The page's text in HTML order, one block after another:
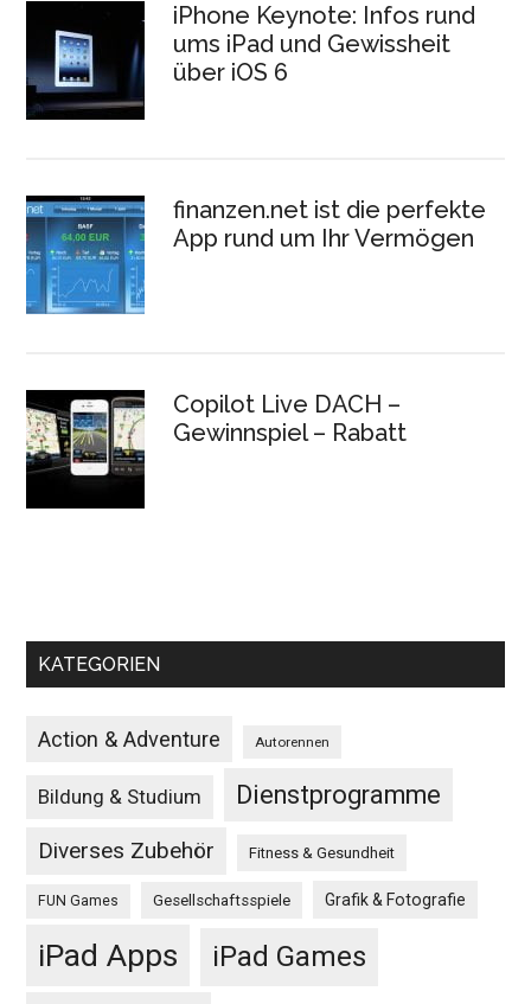
iPhone Keynote: Infos rund
ums iPad und Gewissheit
über iOS 6
finanzen.net ist die perfekte
App rund um Ihr Vermögen
Copilot Live DACH –
Gewinnspiel – Rabatt
KATEGORIEN
Action & Adventure Autorennen
Bildung & Studium Dienstprogramme
Diverses Zubehör Fitness & Gesundheit
FUN Games Gesellschaftsspiele Grafik & Fotografie
iPad Apps iPad Games